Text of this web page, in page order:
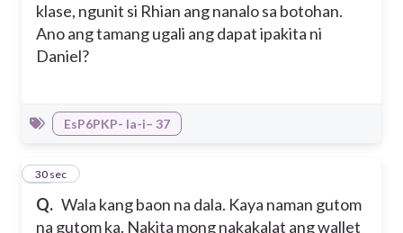
klase, ngunit si Rhian ang nanalo sa botohan.
Ano ang tamang ugali ang dapat ipakita ni
Daniel?
EsP6PKP- Ia-i– 37
Q. Wala kang baon na dala. Kaya naman gutom
na gutom ka. Nakita mong nakakalat ang wallet
41
30 sec